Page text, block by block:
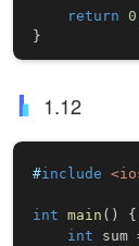
return 0
}
1.12
#include
int main ( )
{
int sum